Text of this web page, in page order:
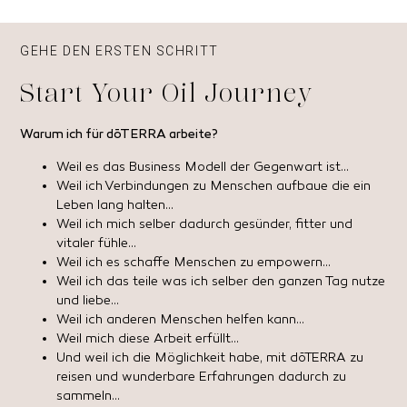
GEHE DEN ERSTEN SCHRITT
Start Your Oil Journey
Warum ich für dōTERRA arbeite?
Weil es das Business Modell der Gegenwart ist…
Weil ich Verbindungen zu Menschen aufbaue die ein
Leben lang halten…
Weil ich mich selber dadurch gesünder, fitter und
vitaler fühle…
Weil ich es schaffe Menschen zu empowern…
Weil ich das teile was ich selber den ganzen Tag nutze
und liebe…
Weil ich anderen Menschen helfen kann…
Weil mich diese Arbeit erfüllt…
Und weil ich die Möglichkeit habe, mit dōTERRA zu
reisen und wunderbare Erfahrungen dadurch zu
sammeln…